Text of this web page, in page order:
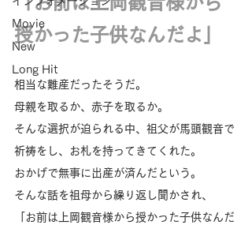
Movie
New
Long Hit
授かった子供なんだよ」
相当な難産だったそうだ。
母親を取るか、赤子を取るか。
そんな選択が迫られる中、祖父が馬頭観音で
祈祷をし、お札を持ってきてくれた。
おかげで無事に出産が済んだという。
そんな話を祖母から繰り返し聞かされ、
「お前は上岡観音様から授かった子供なんだ